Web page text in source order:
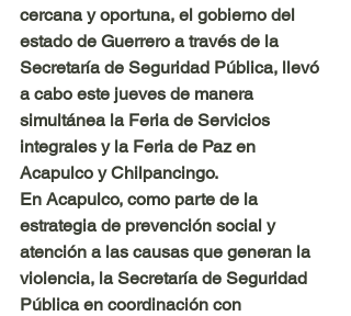
cercana y oportuna, el gobierno del
estado de Guerrero a través de la
Secretaría de Seguridad Pública, llevó
a cabo este jueves de manera
simultánea la Feria de Servicios
integrales y la Feria de Paz en
Acapulco y Chilpancingo.
En Acapulco, como parte de la
estrategia de prevención social y
atención a las causas que generan la
violencia, la Secretaría de Seguridad
Pública en coordinación con